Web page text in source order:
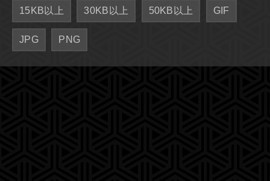
15KB以上 30KB以上 50KB以上 GIF
JPG PNG